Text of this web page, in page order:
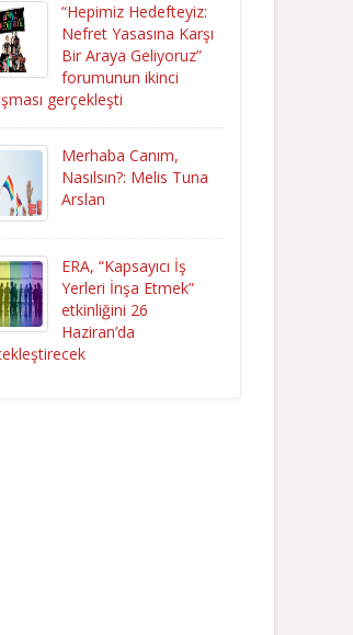
“Hepimiz Hedefteyiz:
Nefret Yasasına Karşı
Bir Araya Geliyoruz”
forumunun ikinci
gerçekleşti
Merhaba Canım,
Nasılsın?: Melis Tuna
Arslan
ERA, “Kapsayıcı İş
Yerleri İnşa Etmek”
etkinliğini 26
Haziran’da